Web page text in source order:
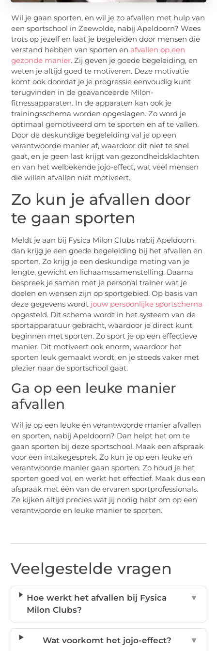
Wil je gaan sporten, en wil je zo afvallen met hulp van
een sportschool in Zeewolde, nabij Apeldoorn? Wees
trots op jezelf en laat je begeleiden door mensen die
verstand hebben van sporten en afvallen op een
gezonde manier. Zij geven je goede begeleiding, en
weten je altijd goed te motiveren. Deze motivatie
komt ook doordat je je progressie eenvoudig kunt
terugvinden in de geavanceerde Milon-
fitnessapparaten. In de apparaten kan ook je
trainingsschema worden opgeslagen. Zo word je
optimaal gemotiveerd om te sporten en af te vallen.
Door de deskundige begeleiding val je op een
verantwoorde manier af, waardoor dit niet te snel
gaat, en je geen last krijgt van gezondheidsklachten
en van het welbekende jojo-effect, wat veel mensen
die willen afvallen niet motiveert.
Zo kun je afvallen door
te gaan sporten
Meldt je aan bij Fysica Milon Clubs nabij Apeldoorn,
dan krijg je een goede begeleiding bij het afvallen en
sporten. Zo krijg je een deskundige meting van je
lengte, gewicht en lichaamssamenstelling. Daarna
bespreek je samen met je personal trainer wat je
doelen en wensen zijn op sportgebied. Op basis van
deze gegevens wordt jouw persoonlijke sportschema
opgesteld. Dit schema wordt in het systeem van de
sportapparatuur gebracht, waardoor je direct kunt
beginnen met sporten. Zo sport je op een effectieve
manier. Dit motiveert ook enorm, waardoor het
sporten leuk gemaakt wordt, en je steeds vaker met
plezier naar de sportschool gaat.
Ga op een leuke manier
afvallen
Wil je op een leuke én verantwoorde manier afvallen
en sporten, nabij Apeldoorn? Dan helpt het om te
gaan sporten bij deze sportschool. Maak een afspraak
voor een intakegesprek. Zo kun je op een leuke en
verantwoorde manier gaan sporten. Zo houd je het
sporten goed vol, en werkt het effectief. Maak dus een
afspraak met één van de ervaren sportprofessionals.
Ze kijken altijd precies wat jij nodig hebt om op een
verantwoorde en leuke manier te sporten.
Veelgestelde vragen
Hoe werkt het afvallen bij Fysica
Milon Clubs?
▼
Wat voorkomt het jojo-effect? ▼